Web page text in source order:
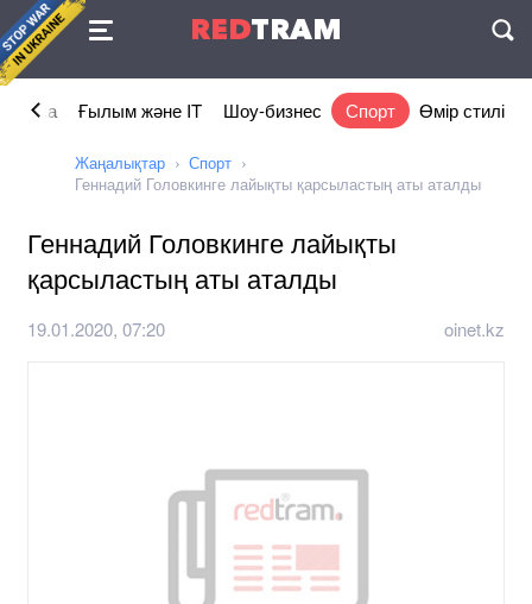
REDTRAM
Келісімі
Ғылым және IT Шоу-бизнес Спорт Өмір стилі
Жаңалықтар
Спорт
Геннадий Головкинге лайықты қарсыластың аты аталды
Геннадий Головкинге лайықты
қарсыластың аты аталды
19.01.2020, 07:20 oinet.kz